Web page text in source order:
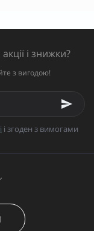
і знижки?
з вигодою!
і згоден з вимогами